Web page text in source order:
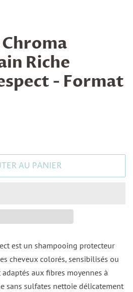
Riche
- Format
AU PANIER
est un shampooing protecteur
cheveux colorés, sensibilisés ou
aux fibres moyennes à
sans sulfates nettoie délicatement